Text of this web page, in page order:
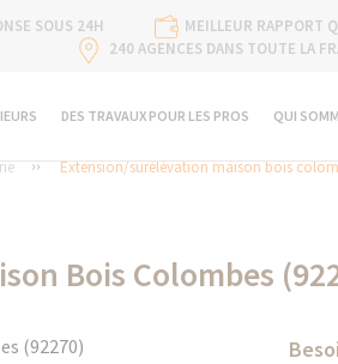
SOUS 24H MEILLEUR RAPPORT
240 AGENCES DANS TOUTE LA
DES TRAVAUX POUR LES PROS QUI
Extension/surélévation maison bois
Bois Colombes